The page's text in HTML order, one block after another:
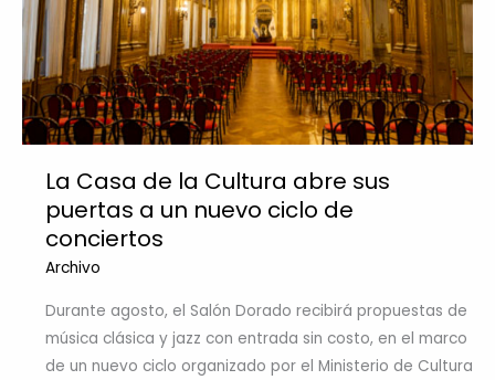
La Casa de la Cultura abre sus
puertas a un nuevo ciclo de
conciertos
Archivo
Durante agosto, el Salón Dorado recibirá propuestas de
música clásica y jazz con entrada sin costo, en el marco
de un nuevo ciclo organizado por el Ministerio de Cultura